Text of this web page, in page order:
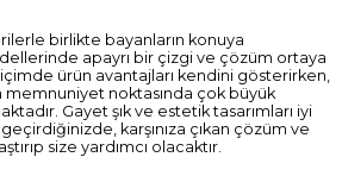
birlikte bayanların konuya
apayrı bir çizgi ve çözüm ortaya
ürün avantajları kendini gösterirken,
memnuniyet noktasında çok büyük
Gayet şık ve estetik tasarımları iyi
karşınıza çıkan çözüm ve
size yardımcı olacaktır.